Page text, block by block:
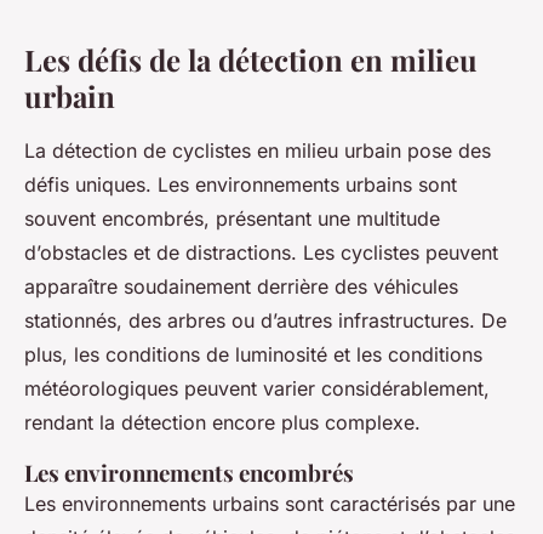
Les défis de la détection en milieu
urbain
La détection de cyclistes en milieu urbain pose des
défis uniques. Les environnements urbains sont
souvent encombrés, présentant une multitude
d’obstacles et de distractions. Les cyclistes peuvent
apparaître soudainement derrière des véhicules
stationnés, des arbres ou d’autres infrastructures. De
plus, les conditions de luminosité et les conditions
météorologiques peuvent varier considérablement,
rendant la détection encore plus complexe.
Les environnements encombrés
Les environnements urbains sont caractérisés par une